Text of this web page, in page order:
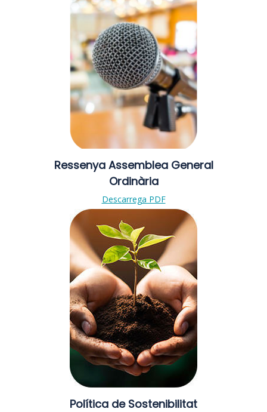
Ressenya Assemblea General
Ordinària
Descarrega PDF
Política de Sostenibilitat